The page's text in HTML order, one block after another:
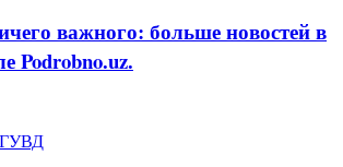
важного: больше новостей в
Podrobno.uz.